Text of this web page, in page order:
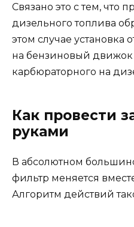
Связано это с тем, что
дизельного топлива
этом случае установка
на бензиновый движок
карбюраторного на
Как провести
руками
В абсолютном
фильтр меняется
Алгоритм действий